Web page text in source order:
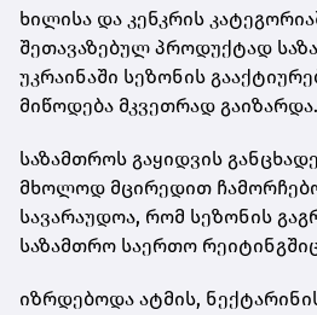
ხილისა და კენკრის
შეთავაზებულ პროდუქტად
უკრაინაში სეზონის
მიწოდება მკვეთრად გაიზარდა.
საზამთროს გაყიდვის
მხოლოდ მცირედით
სავარაუდოა, რომ სეზონის
საზამთრო საერთო
იზრდებოდა ატმის,